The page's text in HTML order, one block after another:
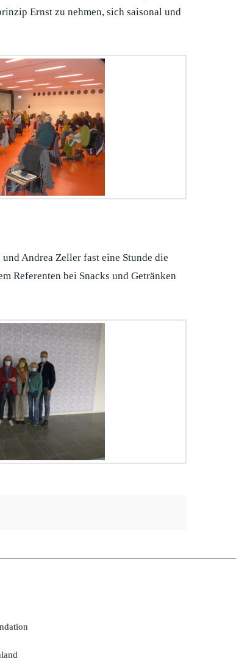
Ernst zu nehmen, sich saisonal und
Andrea Zeller fast eine Stunde die
Referenten bei Snacks und Getränken